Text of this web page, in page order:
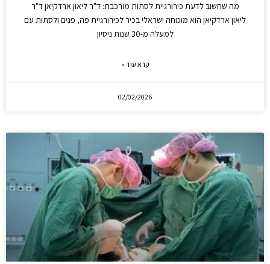
מה שחשוב לדעת כירורגיית לסתות מורכבת: ד"ר ליאון ארדקיאן ד"ר
ליאון ארדקיאן הוא מומחה ישראלי בכיר לכירורגיית פה, פנים ולסתות עם
למעלה מ-30 שנות ניסיון
קרא עוד »
02/02/2026